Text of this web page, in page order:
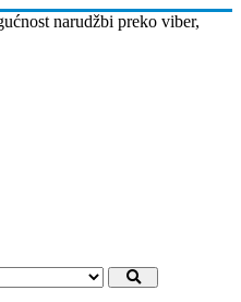
narudžbi preko viber,